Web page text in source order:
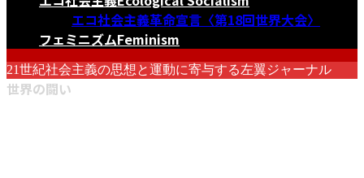
エコ社会主義革命宣言〈第18回世界大会〉
フェミニズムFeminism
21世紀社会主義の思想と運動に寄与する左翼ジャーナル
世界の闘い